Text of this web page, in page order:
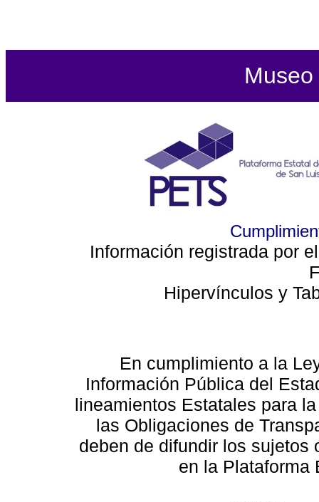
Información registrada por
Hipervínculos y
En cumplimiento a la
Información Pública del
lineamientos Estatales para
las Obligaciones de
deben de difundir los sujetos
en la Plataforma